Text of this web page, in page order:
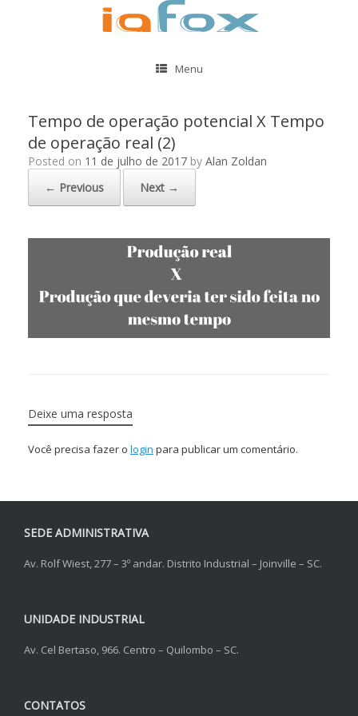
Menu
Tempo de operação potencial X Tempo
de operação real (2)
Posted on 11 de julho de 2017 by Alan Zoldan
← Previous
Next →
Deixe uma resposta
Você precisa fazer o login para publicar um comentário.
SEDE ADMINISTRATIVA
Av. Rolf Wiest, 277 – 3º andar. Distrito Industrial – Joinville – SC.
UNIDADE INDUSTRIAL
Av. Cel Bertaso, 966. Centro – Quilombo – SC.
CONTATOS